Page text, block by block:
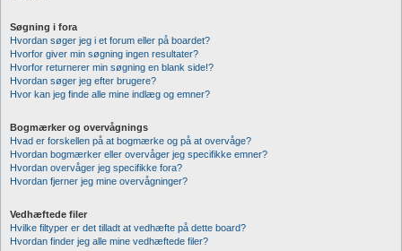
Søgning i fora
Hvordan søger jeg i et forum eller på boardet?
Hvorfor giver min søgning ingen resultater?
Hvorfor returnerer min søgning en blank side!?
Hvordan søger jeg efter brugere?
Hvor kan jeg finde alle mine indlæg og emner?
Bogmærker og overvågnings
Hvad er forskellen på at bogmærke og på at overvåge?
Hvordan bogmærker eller overvåger jeg specifikke emner?
Hvordan overvåger jeg specifikke fora?
Hvordan fjerner jeg mine overvågninger?
Vedhæftede filer
Hvilke filtyper er det tilladt at vedhæfte på dette board?
Hvordan finder jeg alle mine vedhæftede filer?